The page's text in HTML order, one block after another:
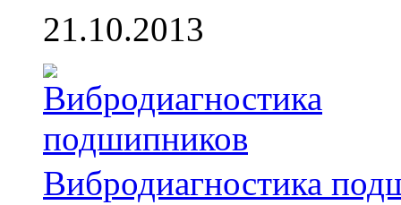
21.10.2013
Вибродиагностика